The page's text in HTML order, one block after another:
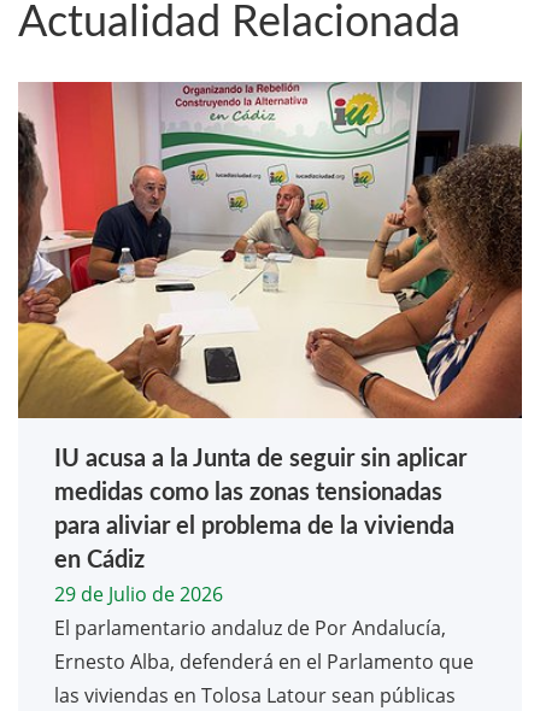
Actualidad Relacionada
IU acusa a la Junta de seguir sin aplicar
medidas como las zonas tensionadas
para aliviar el problema de la vivienda
en Cádiz
29 de Julio de 2026
El parlamentario andaluz de Por Andalucía,
Ernesto Alba, defenderá en el Parlamento que
las viviendas en Tolosa Latour sean públicas